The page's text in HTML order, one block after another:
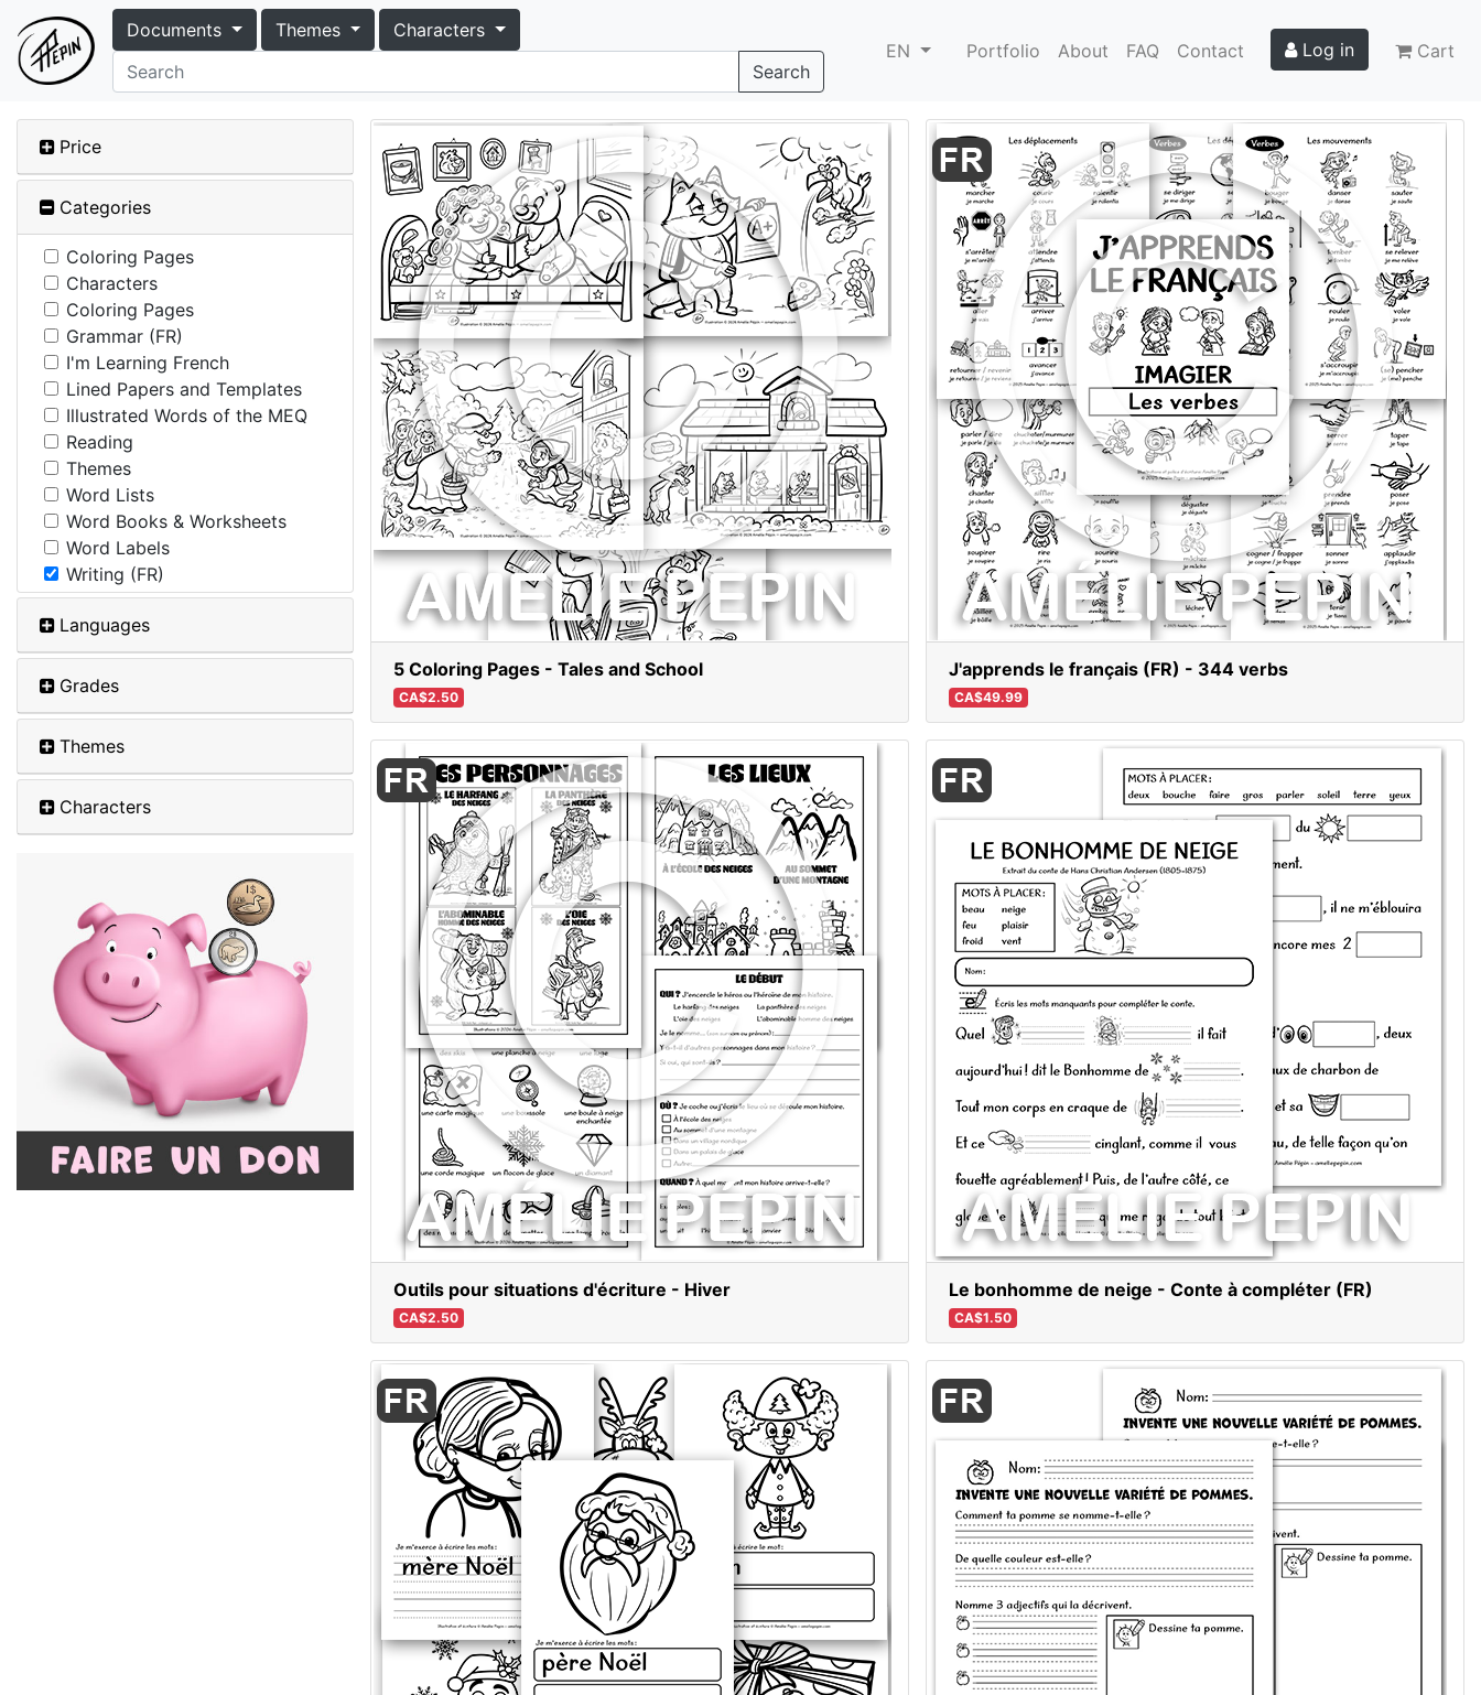
Documents Themes
Characters
Search
EN Portfolio About FAQ Contact Log in Cart
Price
Categories
Coloring Pages
Characters
Coloring Pages
Grammar (FR)
I'm Learning French
Lined Papers and Templates
Illustrated Words of the MEQ
Reading
Themes
Word Lists
Word Books & Worksheets
Word Labels
Writing (FR)
Languages
Grades
Themes
Characters
5 Coloring Pages - Tales and School
CA$2.50
J'apprends le français (FR) - 344 verbs
CA$49.99
Outils pour situations d'écriture - Hiver
CA$2.50
Le bonhomme de neige - Conte à compléter (FR)
CA$1.50